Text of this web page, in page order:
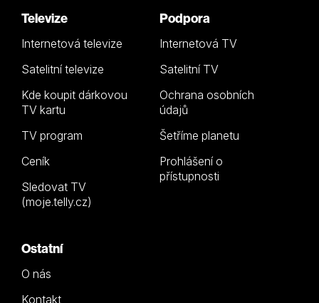
Televize
Internetová televize
Satelitní televize
Kde koupit dárkovou
TV kartu
TV program
Ceník
Sledovat TV
(moje.telly.cz)
Podpora
Internetová TV
Satelitní TV
Ochrana osobních
údajů
Šetříme planetu
Prohlášení o
přístupnosti
Ostatní
O nás
Kontakt